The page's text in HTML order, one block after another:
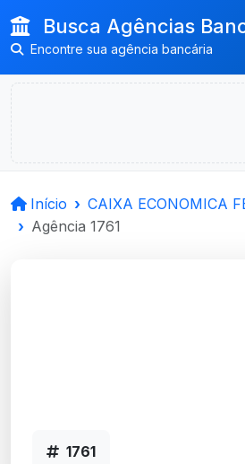
Busca Agências
Encontre sua agência bancária
Início
CAIXA ECONOMICA
Agência 1761
1761